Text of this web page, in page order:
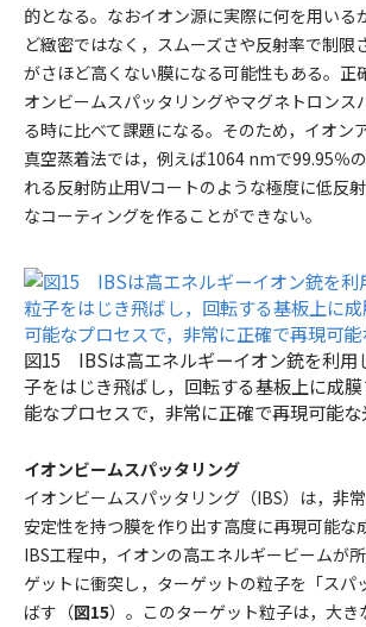
的となる。なおイオン源に実際に何を用いる
ど緻密ではなく，スムーズさや反射率で制限
がさほど高くない膜になる可能性もある。正
オンビームスパッタリングやマグネトロンス
る時に比べて課題になる。そのため，イオン
真空蒸着法では，例えば1064 nmで99.95％
れる反射防止用Vコートのような極度に低反
なコーティングを作ることができない。
図15 IBSは高エネルギーイオン銃を利用
子をはじき飛ばし，回転する基板上に成
能なプロセスで，非常に正確で再現可能
イオンビームスパッタリング
イオンビームスパッタリング（IBS）は，非
安定性を持つ膜を作り出す高度に再現可能な
IBS工程中，イオンの高エネルギービームが
ゲットに衝突し，ターゲットの粒子を「スパ
ばす（図15）。このターゲット粒子は，大き